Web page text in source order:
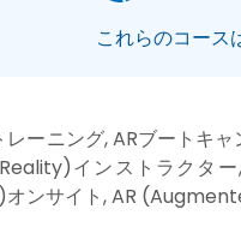
これらのコース
ーニング, ARブートキ
インストラクタ
サイト, AR